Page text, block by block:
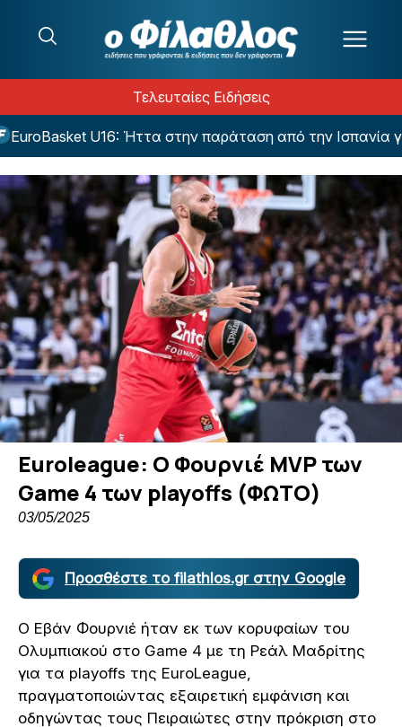
Τελευταίες Ειδήσεις
U16: Ήττα στην παράταση από την Ισπανία για
Euroleague: Ο Φουρνιέ MVP των
Game 4 των playoffs (ΦΩΤΟ)
03/05/2025
Προσθέστε το filathlos.gr στην Google
Ο Εβάν Φουρνιέ ήταν εκ των κορυφαίων του
Ολυμπιακού στο Game 4 με τη Ρεάλ Μαδρίτης
για τα playoffs της EuroLeague,
πραγματοποιώντας εξαιρετική εμφάνιση και
οδηγώντας τους Πειραιώτες στην πρόκριση στο